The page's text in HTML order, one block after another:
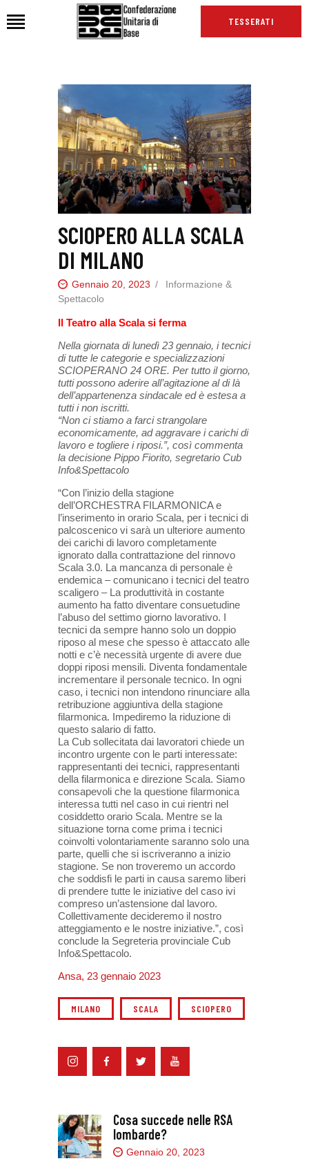
TESSERATI
HOME
CHI SIAMO
SEDI
NEWS
PODCAST CUB
TG CUB
INTERNAZIONALE
RASSEGNA STAMPA
SCIOPERO ALLA SCALA
DI MILANO
Gennaio 20, 2023
Informazione &
Spettacolo
Il Teatro alla Scala si ferma
Nella giornata di lunedì 23 gennaio, i tecnici
di tutte le categorie e specializzazioni
SCIOPERANO 24 ORE. Per tutto il giorno,
tutti possono aderire all’agitazione al di là
dell’appartenenza sindacale ed è estesa a
tutti i non iscritti.
“Non ci stiamo a farci strangolare
economicamente, ad aggravare i carichi di
lavoro e togliere i riposi.”, così commenta
la decisione Pippo Fiorito, segretario Cub
Info&Spettacolo
“Con l’inizio della stagione
dell’ORCHESTRA FILARMONICA e
l’inserimento in orario Scala, per i tecnici di
palcoscenico vi sarà un ulteriore aumento
dei carichi di lavoro completamente
ignorato dalla contrattazione del rinnovo
Scala 3.0. La mancanza di personale è
endemica – comunicano i tecnici del teatro
scaligero – La produttività in costante
aumento ha fatto diventare consuetudine
l’abuso del settimo giorno lavorativo. I
tecnici da sempre hanno solo un doppio
riposo al mese che spesso è attaccato alle
notti e c’è necessità urgente di avere due
doppi riposi mensili. Diventa fondamentale
incrementare il personale tecnico. In ogni
caso, i tecnici non intendono rinunciare alla
retribuzione aggiuntiva della stagione
filarmonica. Impediremo la riduzione di
questo salario di fatto.
La Cub sollecitata dai lavoratori chiede un
incontro urgente con le parti interessate:
rappresentanti dei tecnici, rappresentanti
della filarmonica e direzione Scala. Siamo
consapevoli che la questione filarmonica
interessa tutti nel caso in cui rientri nel
cosiddetto orario Scala. Mentre se la
situazione torna come prima i tecnici
coinvolti volontariamente saranno solo una
parte, quelli che si iscriveranno a inizio
stagione. Se non troveremo un accordo
che soddisfi le parti in causa saremo liberi
di prendere tutte le iniziative del caso ivi
compreso un’astensione dal lavoro.
Collettivamente decideremo il nostro
atteggiamento e le nostre iniziative.”, così
conclude la Segreteria provinciale Cub
Info&Spettacolo.
Ansa, 23 gennaio 2023
MILANO SCALA SCIOPERO
Cosa succede nelle RSA
lombarde?
Gennaio 20, 2023